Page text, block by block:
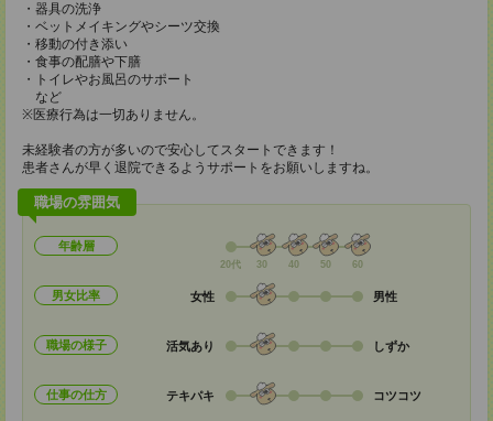
・器具の洗浄
・ベットメイキングやシーツ交換
・移動の付き添い
・食事の配膳や下膳
・トイレやお風呂のサポート
など
※医療行為は一切ありません。
未経験者の方が多いので安心してスタートできます！
患者さんが早く退院できるようサポートをお願いしますね。
職場の雰囲気
年齢層
20代 30 40 50 60
男女比率 女性 男性
職場の様子 活気あり しずか
仕事の仕方 テキパキ コツコツ